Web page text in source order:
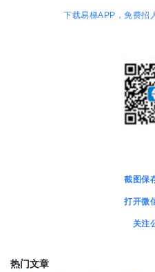
下载易梯APP，免费招
截图保
打开微
关注
热门文章